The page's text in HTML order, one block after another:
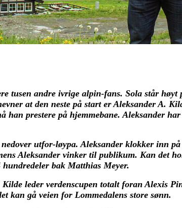
tusen andre ivrige alpin-fans. Sola står
at den neste på start er Aleksander A.
han prestere på hjemmebane. Aleksander
utfor-løypa. Aleksander klokker inn
Aleksander vinker til publikum. Kan det
bak Matthias Meyer.
leder verdenscupen totalt foran Alexis
kan gå veien for Lommedalens store sønn.